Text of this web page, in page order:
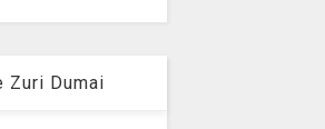
Zuri Dumai